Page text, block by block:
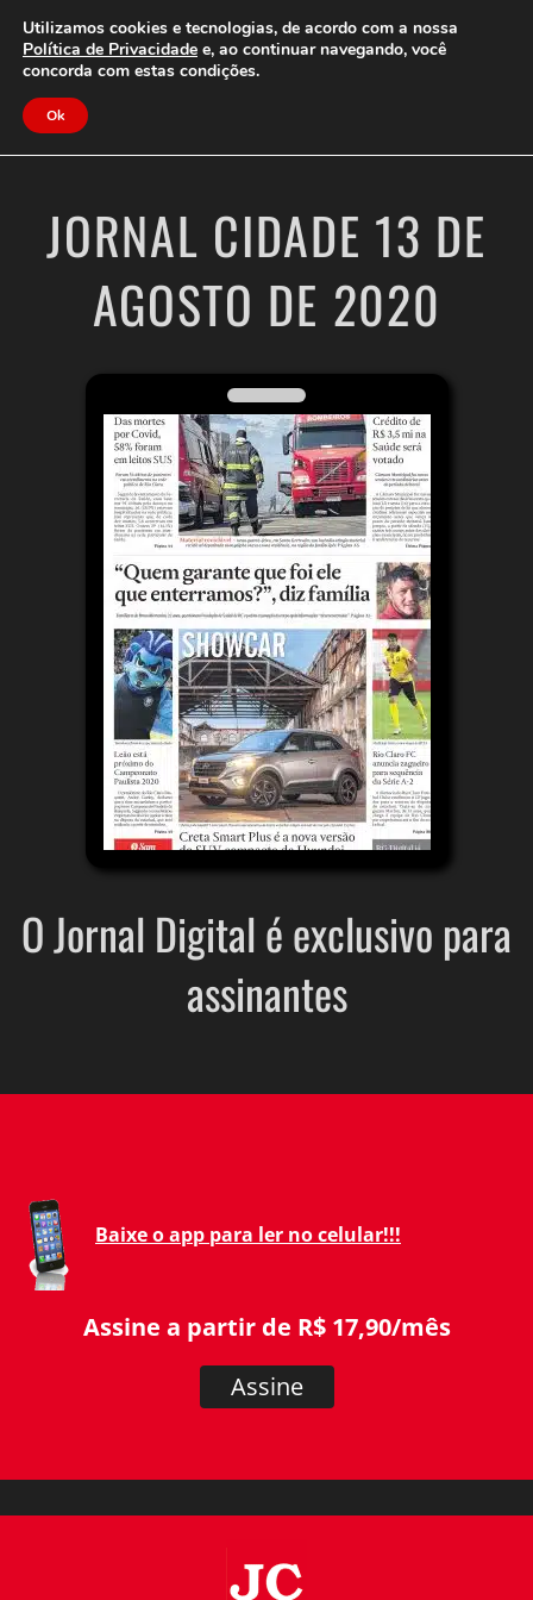
Clube do Assinante Área do Assinante
JORNAL CIDADE 13 DE
AGOSTO DE 2020
O Jornal Digital é exclusivo para
assinantes
Baixe o app para ler no celular!!!
Assine a partir de R$ 17,90/mês
Assine
Utilizamos cookies e tecnologias, de acordo com a nossa
Política de Privacidade e, ao continuar navegando, você
concorda com estas condições.
Ok